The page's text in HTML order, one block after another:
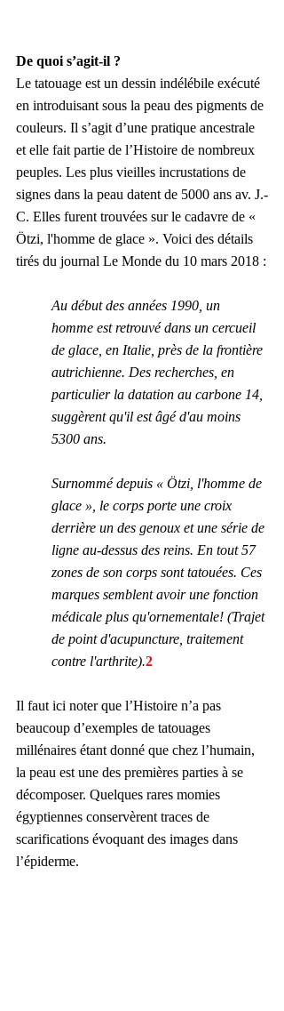
De quoi s’agit-il ?
Le tatouage est un dessin indélébile exécuté
en introduisant sous la peau des pigments de
couleurs. Il s’agit d’une pratique ancestrale
et elle fait partie de l’Histoire de nombreux
peuples. Les plus vieilles incrustations de
signes dans la peau datent de 5000 ans av. J.-
C. Elles furent trouvées sur le cadavre de «
Ötzi, l'homme de glace ». Voici des détails
tirés du journal Le Monde du 10 mars 2018 :
Au début des années 1990, un
homme est retrouvé dans un cercueil
de glace, en Italie, près de la frontière
autrichienne. Des recherches, en
particulier la datation au carbone 14,
suggèrent qu'il est âgé d'au moins
5300 ans.
Surnommé depuis « Ötzi, l'homme de
glace », le corps porte une croix
derrière un des genoux et une série de
ligne au-dessus des reins. En tout 57
zones de son corps sont tatouées. Ces
marques semblent avoir une fonction
médicale plus qu'ornementale! (Trajet
de point d'acupuncture, traitement
contre l'arthrite).2
Il faut ici noter que l’Histoire n’a pas
beaucoup d’exemples de tatouages
millénaires étant donné que chez l’humain,
la peau est une des premières parties à se
décomposer. Quelques rares momies
égyptiennes conservèrent traces de
scarifications évoquant des images dans
l’épiderme.